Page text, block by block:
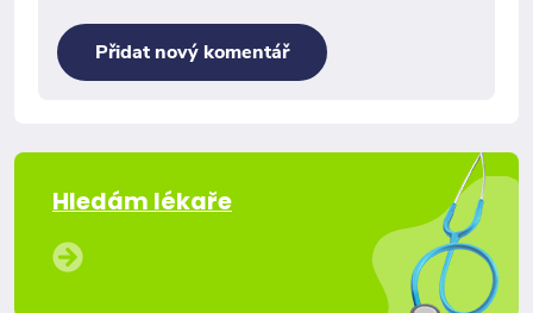
Přidat nový komentář
Hledám lékaře